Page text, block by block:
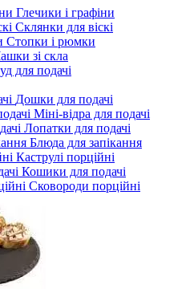
Глечики і графіни
Склянки для віскі
Стопки і рюмки
зі скла
для подачі
Дошки для подачі
Міні-відра для подачі
Лопатки для подачі
Блюда для запікання
Каструлі порційні
Кошики для подачі
Сковороди порційні